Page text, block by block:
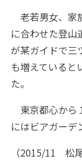
老若男女、家
に合わせた登山
が某ガイドで三
も増えていると
た。
東京都心から
にはビアガーデ
（2015/11 松